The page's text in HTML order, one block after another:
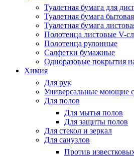
Туалетная бумага для
Туалетная бумага бытовая
Туалетная бумага
Полотенца листовые V-
Полотенца рулонные
Салфетки бумажные
Одноразовые покрытия
Химия
Для рук
Универсальные моющие
Для полов
Для мытья полов
Для защиты полов
Для стекол и зеркал
Для санузлов
Против